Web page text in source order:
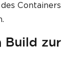
Containers
Build zur